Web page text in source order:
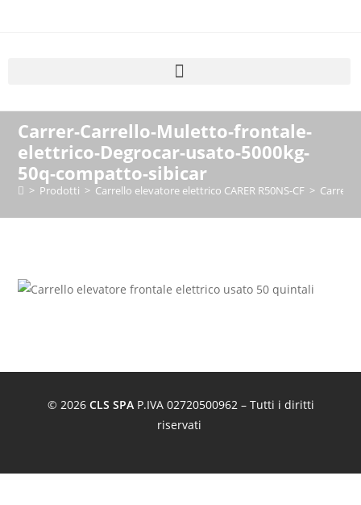
Carrer-Carrello-Muletto-frontale-
elettrico-Degrocar-usato-5000kg-
50q-compatto-sibicar
> Prodotti > Carrello elevatore elettrico CARER R50NS-CF > Carrer-
© 2026 CLS SPA P.IVA 02720500962 – Tutti i diritti
riservati